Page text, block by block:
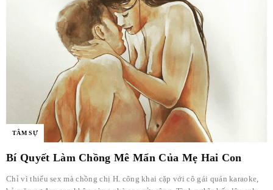
TÂM SỰ
Bí Quyết Làm Chồng Mê Mẩn Của Mẹ Hai Con
Chỉ vì thiếu sex mà chồng chị H. công khai cặp với cô gái quán karaoke,